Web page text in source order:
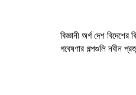
বিজ্ঞানী অর্গ দেশ বিদেশের
গবেষণার গল্পগুলি নবীন